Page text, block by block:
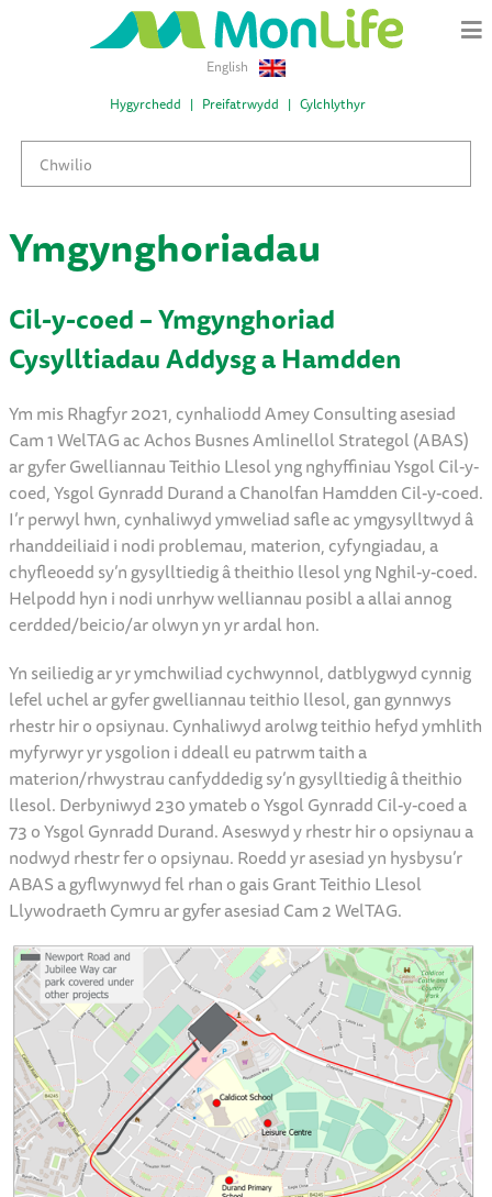
English
Hygyrchedd
Preifatrwydd Cylchlythyr
Ymgynghoriadau
Cil-y-coed – Ymgynghoriad
Cysylltiadau Addysg a Hamdden
Ym mis Rhagfyr 2021, cynhaliodd Amey Consulting asesiad
Cam 1 WelTAG ac Achos Busnes Amlinellol Strategol (ABAS)
ar gyfer Gwelliannau Teithio Llesol yng nghyffiniau Ysgol Cil-y-
coed, Ysgol Gynradd Durand a Chanolfan Hamdden Cil-y-coed.
I’r perwyl hwn, cynhaliwyd ymweliad safle ac ymgysylltwyd â
rhanddeiliaid i nodi problemau, materion, cyfyngiadau, a
chyfleoedd sy’n gysylltiedig â theithio llesol yng Nghil-y-coed.
Helpodd hyn i nodi unrhyw welliannau posibl a allai annog
cerdded/beicio/ar olwyn yn yr ardal hon.
Yn seiliedig ar yr ymchwiliad cychwynnol, datblygwyd cynnig
lefel uchel ar gyfer gwelliannau teithio llesol, gan gynnwys
rhestr hir o opsiynau. Cynhaliwyd arolwg teithio hefyd ymhlith
myfyrwyr yr ysgolion i ddeall eu patrwm taith a
materion/rhwystrau canfyddedig sy’n gysylltiedig â theithio
llesol. Derbyniwyd 230 ymateb o Ysgol Gynradd Cil-y-coed a
73 o Ysgol Gynradd Durand. Aseswyd y rhestr hir o opsiynau a
nodwyd rhestr fer o opsiynau. Roedd yr asesiad yn hysbysu’r
ABAS a gyflwynwyd fel rhan o gais Grant Teithio Llesol
Llywodraeth Cymru ar gyfer asesiad Cam 2 WelTAG.